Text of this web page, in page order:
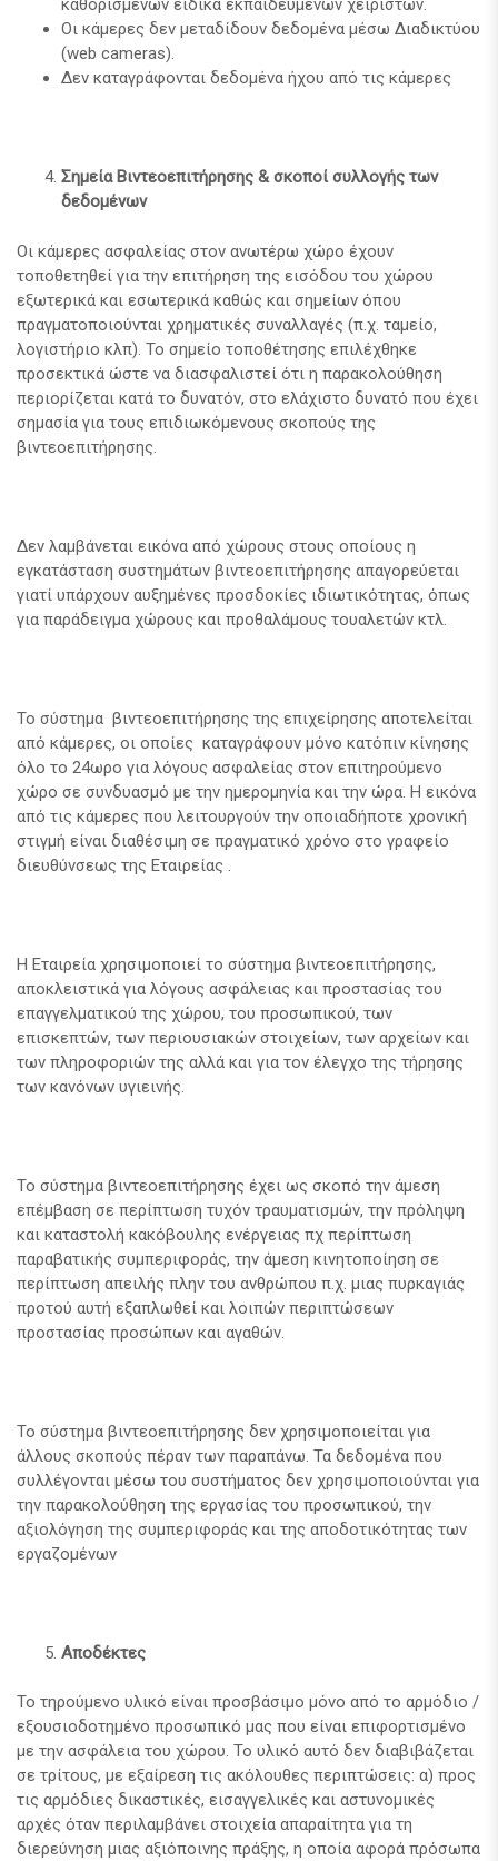
καθορισμένων ειδικά εκπαιδευμένων χειριστών.
Οι κάμερες δεν μεταδίδουν δεδομένα μέσω Διαδικτύου
(web cameras).
Δεν καταγράφονται δεδομένα ήχου από τις κάμερες
Σημεία Βιντεοεπιτήρησης & σκοποί συλλογής των
δεδομένων
Οι κάμερες ασφαλείας στον ανωτέρω χώρο έχουν
τοποθετηθεί για την επιτήρηση της εισόδου του χώρου
εξωτερικά και εσωτερικά καθώς και σημείων όπου
πραγματοποιούνται χρηματικές συναλλαγές (π.χ. ταμείο,
λογιστήριο κλπ). Το σημείο τοποθέτησης επιλέχθηκε
προσεκτικά ώστε να διασφαλιστεί ότι η παρακολούθηση
περιορίζεται κατά το δυνατόν, στο ελάχιστο δυνατό που έχει
σημασία για τους επιδιωκόμενους σκοπούς της
βιντεοεπιτήρησης.
Δεν λαμβάνεται εικόνα από χώρους στους οποίους η
εγκατάσταση συστημάτων βιντεοεπιτήρησης απαγορεύεται
γιατί υπάρχουν αυξημένες προσδοκίες ιδιωτικότητας, όπως
για παράδειγμα χώρους και προθαλάμους τουαλετών κτλ.
Το σύστημα βιντεοεπιτήρησης της επιχείρησης αποτελείται
από κάμερες, οι οποίες καταγράφουν μόνο κατόπιν κίνησης
όλο το 24ωρο για λόγους ασφαλείας στον επιτηρούμενο
χώρο σε συνδυασμό με την ημερομηνία και την ώρα. Η εικόνα
από τις κάμερες που λειτουργούν την οποιαδήποτε χρονική
στιγμή είναι διαθέσιμη σε πραγματικό χρόνο στο γραφείο
διευθύνσεως της Εταιρείας .
Η Εταιρεία χρησιμοποιεί το σύστημα βιντεοεπιτήρησης,
αποκλειστικά για λόγους ασφάλειας και προστασίας του
επαγγελματικού της χώρου, του προσωπικού, των
επισκεπτών, των περιουσιακών στοιχείων, των αρχείων και
των πληροφοριών της αλλά και για τον έλεγχο της τήρησης
των κανόνων υγιεινής.
Το σύστημα βιντεοεπιτήρησης έχει ως σκοπό την άμεση
επέμβαση σε περίπτωση τυχόν τραυματισμών, την πρόληψη
και καταστολή κακόβουλης ενέργειας πχ περίπτωση
παραβατικής συμπεριφοράς, την άμεση κινητοποίηση σε
περίπτωση απειλής πλην του ανθρώπου π.χ. μιας πυρκαγιάς
προτού αυτή εξαπλωθεί και λοιπών περιπτώσεων
προστασίας προσώπων και αγαθών.
Το σύστημα βιντεοεπιτήρησης δεν χρησιμοποιείται για
άλλους σκοπούς πέραν των παραπάνω. Τα δεδομένα που
συλλέγονται μέσω του συστήματος δεν χρησιμοποιούνται για
την παρακολούθηση της εργασίας του προσωπικού, την
αξιολόγηση της συμπεριφοράς και της αποδοτικότητας των
εργαζομένων
Αποδέκτες
Το τηρούμενο υλικό είναι προσβάσιμο μόνο από το αρμόδιο /
εξουσιοδοτημένο προσωπικό μας που είναι επιφορτισμένο
με την ασφάλεια του χώρου. Το υλικό αυτό δεν διαβιβάζεται
σε τρίτους, με εξαίρεση τις ακόλουθες περιπτώσεις: α) προς
τις αρμόδιες δικαστικές, εισαγγελικές και αστυνομικές
αρχές όταν περιλαμβάνει στοιχεία απαραίτητα για τη
διερεύνηση μιας αξιόποινης πράξης, η οποία αφορά πρόσωπα